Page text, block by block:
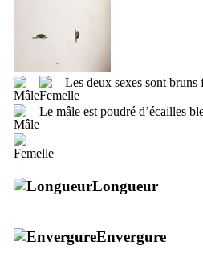
Les deux sexes sont bruns
Le mâle est poudré d’écailles
Longueur
Envergure